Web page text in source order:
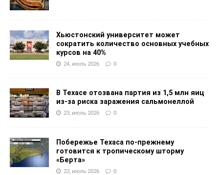
Хьюстонский университет может
сократить количество основных учебных
курсов на 40%
24, июль 2026 0
В Техасе отозвана партия из 1,5 млн яиц
из-за риска заражения сальмонеллой
23, июль 2026 0
Побережье Техаса по-прежнему
готовится к тропическому шторму
«Берта»
22, июль 2026 0